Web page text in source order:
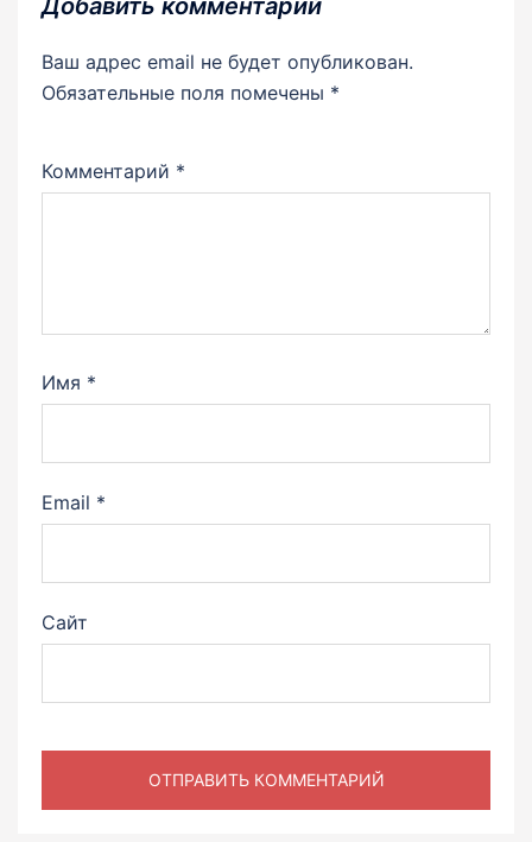
Добавить комментарий
Ваш адрес email не будет опубликован.
Обязательные поля помечены *
Комментарий *
Имя *
Email *
Сайт